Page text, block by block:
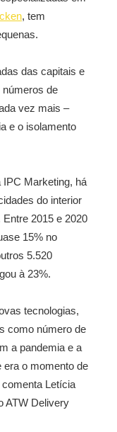
, tem
das capitais e
de
vez mais –
e o isolamento
IPC Marketing, há
do interior
2015 e 2020
15% no
5.520
à 23%.
tecnologias,
como número de
a pandemia e a
era o momento de
comenta Letícia
ATW Delivery